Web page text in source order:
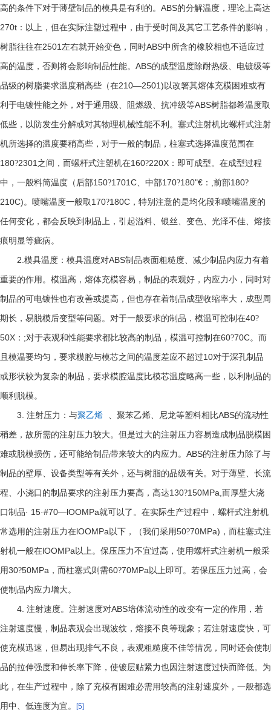
高的条件下对于薄壁制品的模具是有利的。 ABS的分解温度，理论上高达
270t ：以上，但在实际注塑过程中，由于受时间及其它工艺条件的影响，
树脂往往在2501 左右就开始变色，同时ABS中所含的橡胶相也不适应过
高的温度，否则将会影响制品性能。 ABS的成型温度除耐热级、电镀级等
品级的树脂要求温度稍高些（在210—2501) 以改箸其熔体充模困难或有
利于电镀性能之外，对于通用级、阻燃级、抗冲级等ABS树脂都希温度取
低些，以防发生分解或对其物理机械性能不利。塞式注射机比螺杆式注射
机所选择的温度要稍高些，对于一般的制品，柱塞式选择温度范围在
180?2301 之间，而螺杆式注塑机在160?220X ：即可成型。在成型过程
中，一般料筒温度（后部150?1701C、中部170?180"€ ： 前部180?
210C)。喷嘴温度一般取 170?180C ，特别注意的是均化段和喷嘴温度的
任何变化，都会反映到制品上，引起溢料、银丝、变色、光泽不佳、熔接
痕明显等疵病。
2. 模具温度：模具温度对ABS制品表面粗糙度、减少制品内应力有着
重要的作用。模温高，熔体充模容易，制品的表观好，内应力小，同时对
制品的可电镀性也有改善或提高，但也存在着制品成型收缩率大，成型周
期长，易脱模后变型等问题。对于一般要求的制品，模温可控制在40?
50X ： ;对于表观和性能要求都比较高的制品，模温可控制在60?70C。而
且模温要均匀，要求模腔与模芯之间的温度差应不超过10对于深孔制品
或形状较为复杂的制品，要求模腔温度比模芯温度略高一些，以利制品的
顺利脱模。
3. 注射压力：与聚乙烯 、聚苯乙烯、尼龙等塑料相比ABS的流动性
稍差，故所需的注射压力较大。但是过大的注射压力容易造成制品脱模困
难或脱模损伤，还可能给制品带来较大的内应力。 ABS的注射压力除了与
制品的壁厚、设备类型等有关外，还与树脂的品级有关。对于薄壁、长流
程、小浇口的制品要求的注射压力要高，高达130?150MPa, 而厚壁大浇
口制品· 15·#70—lOOMPa就可以了。在实际生产过程中，螺杆式注射机
常选用的注射压力在lOOMPa 以下，（我们采用50?70MPa) ，而柱塞式注
射机一般在lOOMPa 以上。保压压力不宜过高，使用螺杆式注射机一般采
用30?50MPa ，而柱塞式则需60?70MPa 以上即可。若保压压力过高，会
使制品内应力增大。
4. 注射速度。注射速度对ABS培体流动性的改变有一定的作用，若
注射速度慢，制品表观会出现波纹，熔接不良等现象；若注射速度快，可
使充模迅速，但易出现排气不良，表观粗糙度不佳等情况，同时还会使制
品的拉伸强度和伸长率下降，使镀层贴紧力也因注射速度过快而降低。为
此，在生产过程中，除了充模有困难必需用较高的注射速度外，一般都选
用中、低连度为宜。 [5]